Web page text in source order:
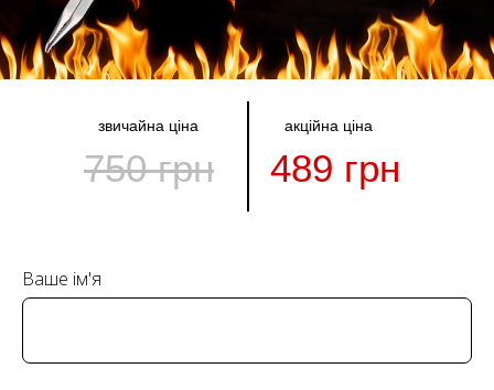
звичайна ціна
750 грн 489 грн
акційна ціна
Ваше ім'я